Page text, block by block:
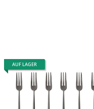
AUF LAGER